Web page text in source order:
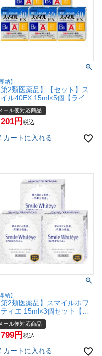
納】
第2類医薬品】【セット】ス
ル40EX 15ml×5個【ライオ
式会社】【メール便対応商
【SBT】 (6038988-set4)
ール便対応商品
税込
カートに入れる
納】
第2類医薬品】スマイルホワ
ィエ 15ml×3個セット【ラ
ン】【目薬】【メール便対
品】【SBT】(6048930-
ール便対応商品
税込
カートに入れる